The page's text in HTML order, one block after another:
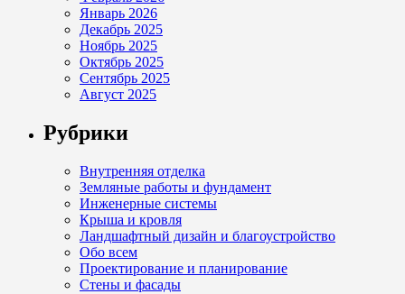
Январь 2026
Декабрь 2025
Ноябрь 2025
Октябрь 2025
Сентябрь 2025
Август 2025
Рубрики
Внутренняя отделка
Земляные работы и фундамент
Инженерные системы
Крыша и кровля
Ландшафтный дизайн и благоустройство
Обо всем
Проектирование и планирование
Стены и фасады